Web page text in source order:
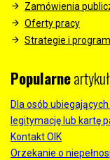
Zamówienia
Oferty pracy
Strategie i
Popularne
Dla osób
legitymację lub kartę
Kontakt OIK
Orzekanie o